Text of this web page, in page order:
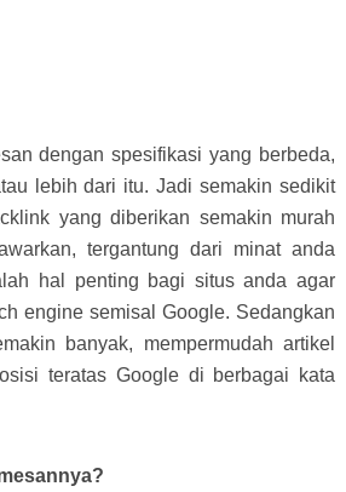
dengan spesifikasi yang berbeda,
lebih dari itu. Jadi semakin sedikit
yang diberikan semakin murah
tergantung dari minat anda
hal penting bagi situs anda agar
engine semisal Google. Sedangkan
banyak, mempermudah artikel
teratas Google di berbagai kata